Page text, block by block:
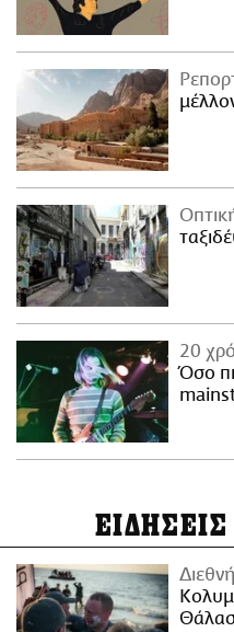
20
Όσο
ΕΙΔΗΣΕΙΣ
Διεθνή